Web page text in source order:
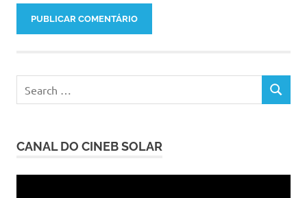
for:
SEARCH
CANAL DO CINEB SOLAR